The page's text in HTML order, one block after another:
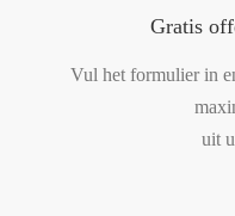
Gratis
Vul het formulier in
uit